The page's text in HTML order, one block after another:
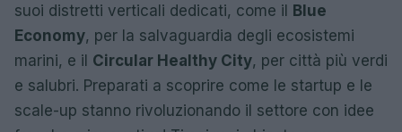
suoi distretti verticali dedicati, come il Blue
Economy, per la salvaguardia degli ecosistemi
marini, e il Circular Healthy City, per città più verdi
e salubri. Preparati a scoprire come le startup e le
scale-up stanno rivoluzionando il settore con idee